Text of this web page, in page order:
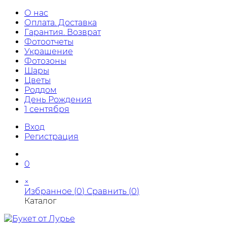
О нас
Оплата. Доставка
Гарантия. Возврат
Фотоотчеты
Украшение
Фотозоны
Шары
Цветы
Роддом
День Рождения
1 сентября
Вход
Регистрация
0
×
Избранное (0) Сравнить (0)
Каталог